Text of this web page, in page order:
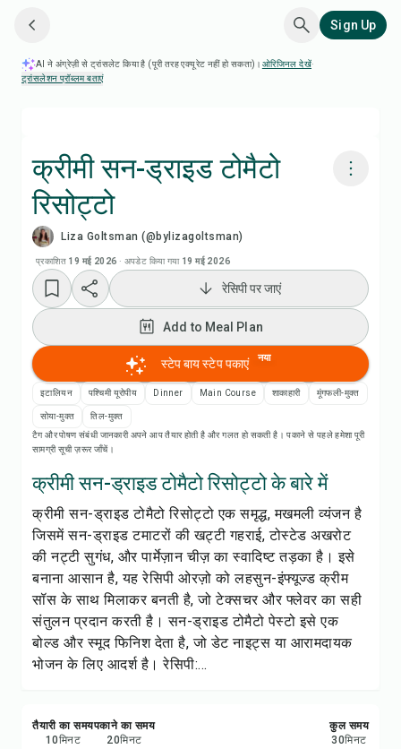
Sign Up
AI ने अंग्रेज़ी से ट्रांसलेट किया है (पूरी तरह एक्यूरेट नहीं हो सकता)। ओरिजिनल देखें·
ट्रांसलेशन प्रॉब्लम बताएं
क्रीमी सन-ड्राइड टोमैटो
रिसोट्टो
Liza Goltsman (@bylizagoltsman)
प्रकाशित 19 मई 2026 · अपडेट किया गया 19 मई 2026
रेसिपी वीडियो देखें
Add to Meal Plan
Add to Shopping List
शेयर करें
रिपोर्ट करें
रेसिपी पर जाएं
Add to Meal Plan
स्टेप बाय स्टेप पकाएं नया
इटालियन पश्चिमी यूरोपीय Dinner Main Course शाकाहारी मूंगफली-मुक्त
सोया-मुक्त
तिल-मुक्त
टैग और पोषण संबंधी जानकारी अपने आप तैयार होती है और गलत हो सकती है। पकाने से पहले हमेशा पूरी
सामग्री सूची ज़रूर जाँचें।
क्रीमी सन-ड्राइड टोमैटो रिसोट्टो के बारे में
क्रीमी सन-ड्राइड टोमैटो रिसोट्टो एक समृद्ध, मखमली व्यंजन है
जिसमें सन-ड्राइड टमाटरों की खट्टी गहराई, टोस्टेड अखरोट
की नट्टी सुगंध, और पार्मेज़ान चीज़ का स्वादिष्ट तड़का है। इसे
बनाना आसान है, यह रेसिपी ओरज़ो को लहसुन-इंफ्यूज्ड क्रीम
सॉस के साथ मिलाकर बनती है, जो टेक्सचर और फ्लेवर का सही
संतुलन प्रदान करती है। सन-ड्राइड टोमैटो पेस्टो इसे एक
बोल्ड और स्मूद फिनिश देता है, जो डेट नाइट्स या आरामदायक
भोजन के लिए आदर्श है। रेसिपी:...
तैयारी का समय
10मिनट
पकाने का समय
20मिनट
कुल समय
30मिनट